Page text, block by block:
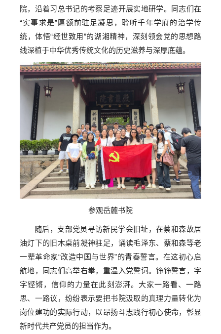
院，沿着习总书记的考察足迹开展实地研学。同志们在
“实事求是”匾额前驻足凝思，聆听千年学府的治学传
统，体悟“经世致用”的湖湘精神，深刻领会党的思想路
线深植于中华优秀传统文化的历史滋养与深厚底蕴。
参观岳麓书院
随后，支部党员寻访新民学会旧址，在蔡和森故居
油灯下的旧木桌前凝神驻足，诵读毛泽东、蔡和森等老
一辈革命家“改造中国与世界”的青春誓言。在这初心启
航地，同志们高举右拳，重温入党誓词。铮铮誓言，字
字铿锵，信仰的力量在此刻澎湃。大家一路看、一路
思、一路议，纷纷表示要把书院汲取的真理力量转化为
岗位建功的实际行动，以昂扬斗志践行初心使命，彰显
新时代共产党员的担当作为。